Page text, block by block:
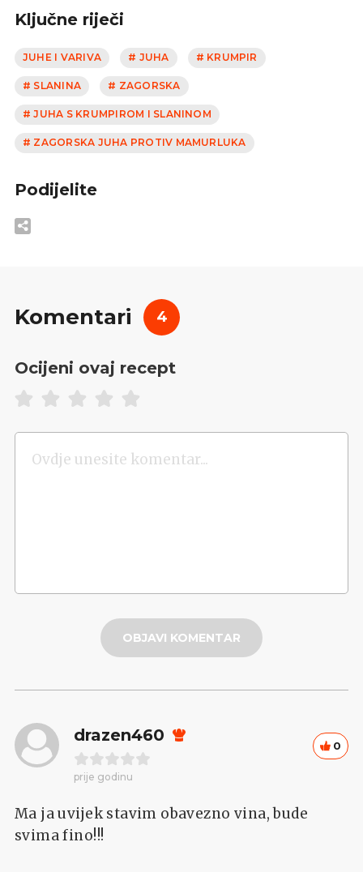
Ključne riječi
JUHE I VARIVA # JUHA # KRUMPIR
# SLANINA # ZAGORSKA
# JUHA S KRUMPIROM I SLANINOM
# ZAGORSKA JUHA PROTIV MAMURLUKA
Podijelite
Komentari 4
Ocijeni ovaj recept
OBJAVI KOMENTAR
drazen460
prije godinu
0
Ma ja uvijek stavim obavezno vina, bude
svima fino!!!